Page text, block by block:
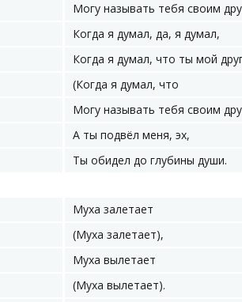
Могу называть тебя своим
Когда я думал, да, я думал,
Когда я думал, что ты мой
(Когда я думал, что
Могу называть тебя своим
А ты подвёл меня, эх,
Ты обидел до глубины души.
Муха залетает
(Муха залетает),
Муха вылетает
(Муха вылетает).